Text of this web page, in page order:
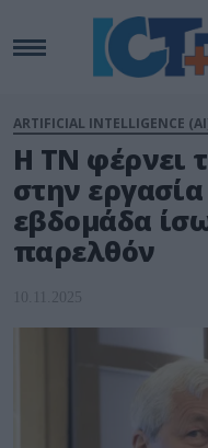
ARTIFICIAL INTELLIGENCE
Η ΤΝ φέρνει
στην
εβδομάδα
παρελθόν
10.11.2025